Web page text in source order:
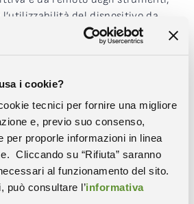
i cookie?
tecnici per fornire una migliore
e, previo suo consenso,
per proporle informazioni in linea
Cliccando su “Rifiuta” saranno
al funzionamento del sito.
può consultare l’informativa
del dispositivo da
le prestazioni cliniche offerte al
WHATSAPP